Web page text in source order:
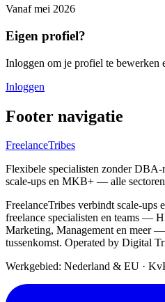
Vanaf mei 2026
Eigen profiel?
Inloggen om je profiel te bewerken
Inloggen
Footer navigatie
FreelanceTribes
Flexibele specialisten zonder DBA-
scale-ups en MKB+ — alle
FreelanceTribes verbindt scale-ups
freelance specialisten en teams —
Marketing, Management en meer
tussenkomst. Operated by Digital
Werkgebied: Nederland & EU ·